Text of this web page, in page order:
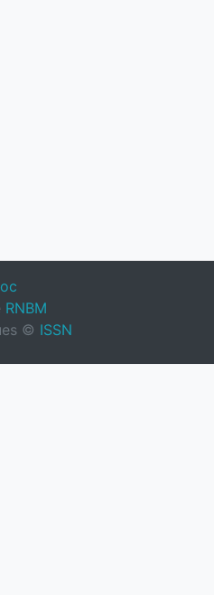
RNBM
© ISSN